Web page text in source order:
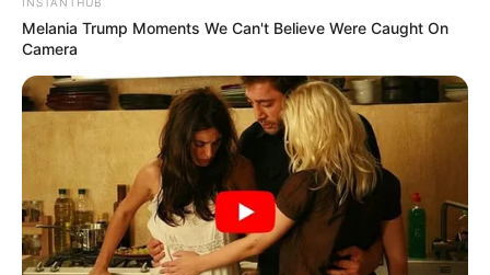
INSTANTHUB
Melania Trump Moments We Can't Believe Were Caught On
Camera